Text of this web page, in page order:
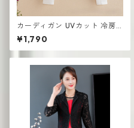
カーディガン UVカット 冷房
対策 ルームウェア レディース
シアー素材 羽織り ゆったり
¥1,790